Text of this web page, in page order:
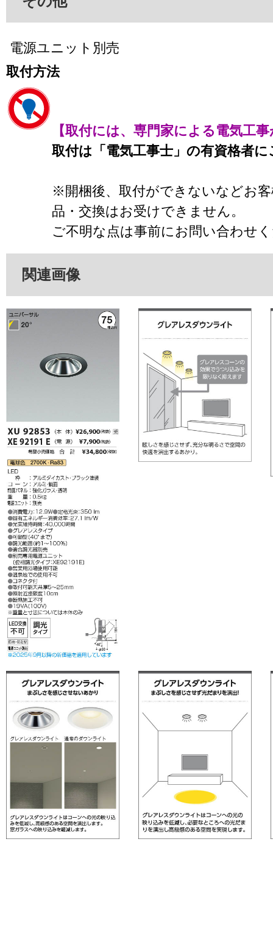
電源ユニット別売
取付方法
【取付には、専門家による電気工
取付は「電気工事士」の有資格者
※開梱後、取付ができないなどお
品・交換はお受けできません。
ご不明な点は事前にお問い合わせ
関連画像